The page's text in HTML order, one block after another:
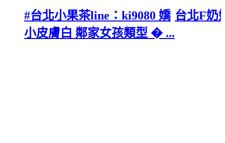
#台北小果茶line：ki9080 嬌
小皮膚白 鄰家女孩類型 � ...
台北F奶